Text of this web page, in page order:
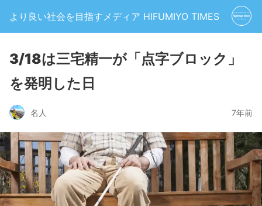
より良い社会を目指すメディア HIFUMIYO TIMES
3/18は三宅精一が「点字ブロック」
を発明した日
名人 7年前